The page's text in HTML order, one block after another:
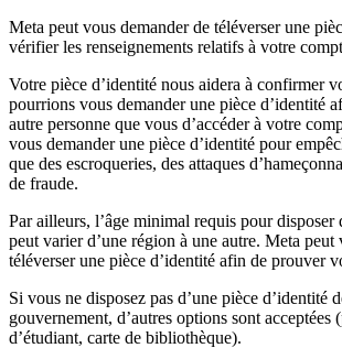
Meta peut vous demander de téléverser une
vérifier les renseignements relatifs à votre
Votre pièce d’identité nous aidera à confirmer
pourrions vous demander une pièce d’identité
autre personne que vous d’accéder à votre
vous demander une pièce d’identité pour
que des escroqueries, des attaques
de fraude.
Par ailleurs, l’âge minimal requis pour disposer
peut varier d’une région à une autre. Meta peut
téléverser une pièce d’identité afin de prouver
Si vous ne disposez pas d’une pièce d’identité
gouvernement, d’autres options sont acceptées
d’étudiant, carte de bibliothèque).